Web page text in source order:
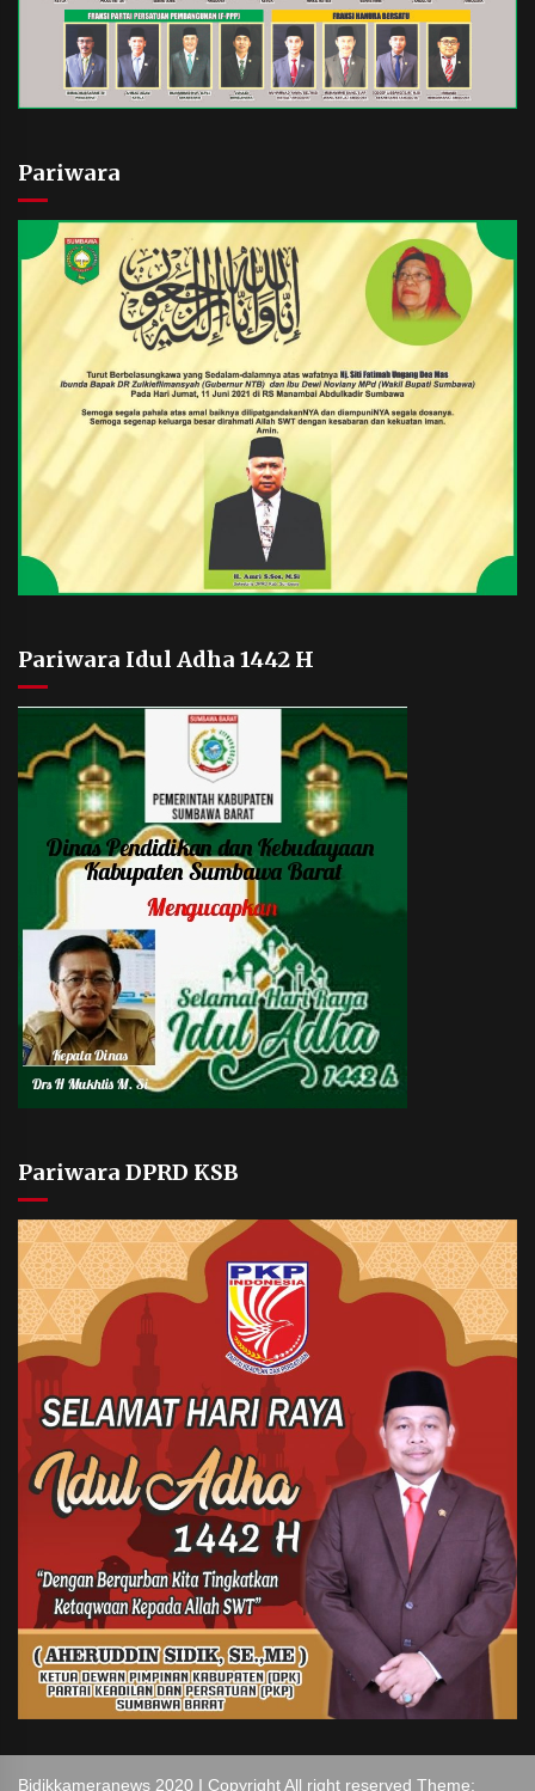
Pariwara
Pariwara Idul Adha 1442 H
Pariwara DPRD KSB
Bidikkameranews 2020 I Copyright All right reserved Theme: